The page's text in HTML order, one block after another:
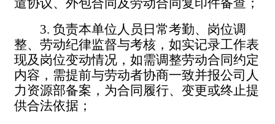
遣协议、外包合同及劳动合同复印件备查；
3. 负责本单位人员日常考勤、岗位调
整、劳动纪律监督与考核，如实记录工作表
现及岗位变动情况，如需调整劳动合同约定
内容，需提前与劳动者协商一致并报公司人
力资源部备案，为合同履行、变更或终止提
供合法依据；